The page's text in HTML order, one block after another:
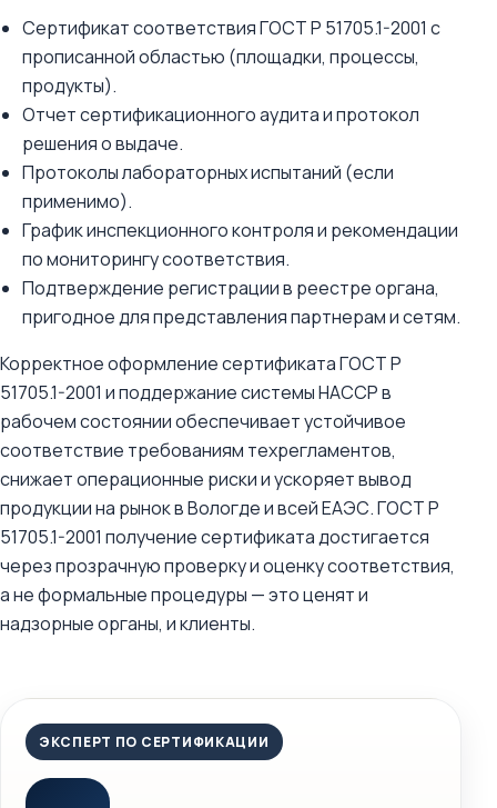
Сертификат соответствия ГОСТ Р 51705.1-2001 с
прописанной областью (площадки, процессы,
продукты).
Отчет сертификационного аудита и протокол
решения о выдаче.
Протоколы лабораторных испытаний (если
применимо).
График инспекционного контроля и рекомендации
по мониторингу соответствия.
Подтверждение регистрации в реестре органа,
пригодное для представления партнерам и сетям.
Корректное оформление сертификата ГОСТ Р
51705.1-2001 и поддержание системы HACCP в
рабочем состоянии обеспечивает устойчивое
соответствие требованиям техрегламентов,
снижает операционные риски и ускоряет вывод
продукции на рынок в Вологде и всей ЕАЭС. ГОСТ Р
51705.1-2001 получение сертификата достигается
через прозрачную проверку и оценку соответствия,
а не формальные процедуры — это ценят и
надзорные органы, и клиенты.
ЭКСПЕРТ ПО СЕРТИФИКАЦИИ